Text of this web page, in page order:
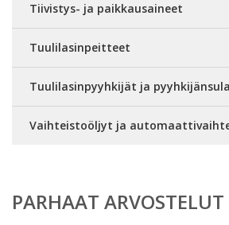
Tiivistys- ja paikkausaineet
Tuulilasinpeitteet
Tuulilasinpyyhkijät ja
Vaihteistoöljyt ja
PARHAAT ARVOSTELUT